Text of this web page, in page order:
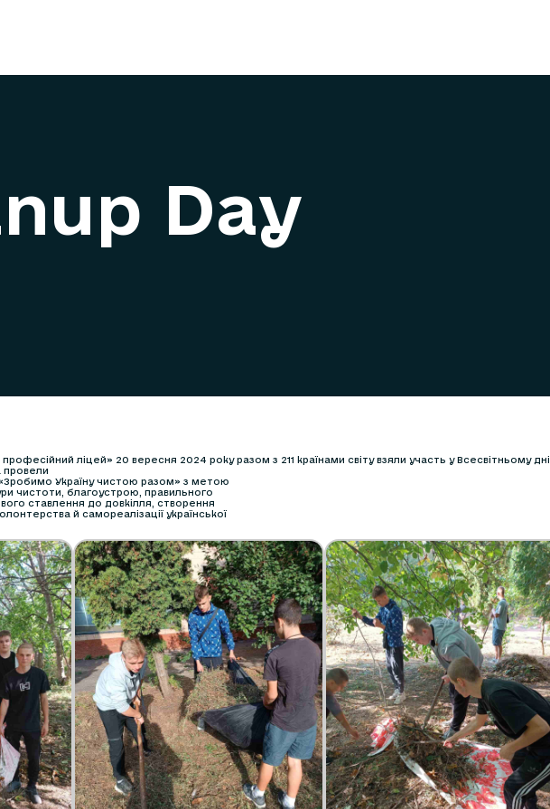
Day
ліцей» 20 вересня 2024 року разом з 211 країнами світу взяли участь у Всесвітньому дні
провели
Україну чистою разом» з метою
чистоти, благоустрою, правильного
ставлення до довкілля, створення
й самореалізації української